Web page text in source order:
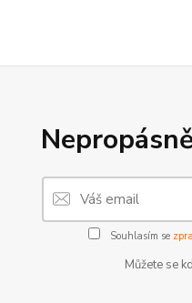
Souhlasím se
Můžete se